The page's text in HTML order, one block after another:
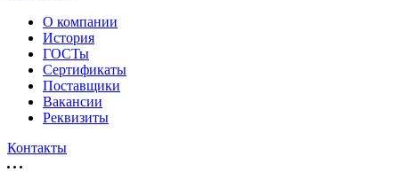
О компании
История
ГОСТы
Сертификаты
Поставщики
Вакансии
Реквизиты
Контакты